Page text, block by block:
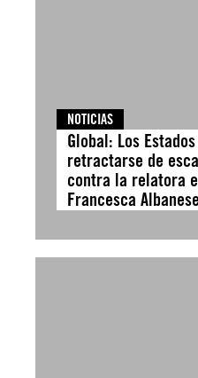
NOTICIAS
Global: Los
retractarse de
contra la relatora
Francesca Albanese